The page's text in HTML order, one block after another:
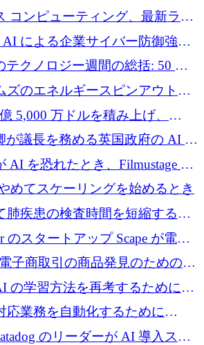
ティングに対する DFINITY の
コンピューティング、最新ラウ
7,000 万ドルを目標
AI による企業サイバー防御強化
万ユーロを調達
テクノロジー週間の総括: 50 以
億ユーロ以上を投資
ズのエネルギースピンアウト原
が1500万ポンドの資金調達でス
5,000 万ドルを積み上げ、
5,000 万ユーロの基金を立ち上
止される
が議長を務める英国政府の AI タ
が発足
AI を恐れたとき、Filmustage は
プロダクションに賭けました
めてスケーリングを始めるとき
肺疾患の検査時間を短縮する英
ク挑戦者が1900万ドルを獲得
のスタートアップ Scape が電子
るために 320 万ドルを調達し
ら浮上
子商取引の商品発見のための
ために 120 万ユーロを調達
の学習方法を再考するために
を調達
応業務を自動化するために
シードを確保
のリーダーが AI 導入スタ